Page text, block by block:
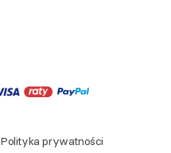
Polityka prywatności